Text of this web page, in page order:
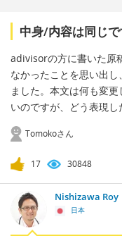
中身/内容は同じ
adivisorの方に書いた原
なかったことを思い出
ました。本文は何も変
いのですが、どう表現し
Tomokoさん
17 30848
Nishizawa Roy
日本